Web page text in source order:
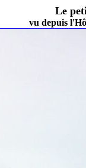
Le
vu depuis